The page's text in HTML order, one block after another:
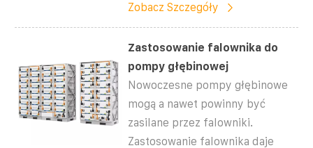
Zobacz Szczegóły
Zastosowanie falownika do
pompy głębinowej
Nowoczesne pompy głębinowe
mogą a nawet powinny być
zasilane przez falowniki.
Zastosowanie falownika daje